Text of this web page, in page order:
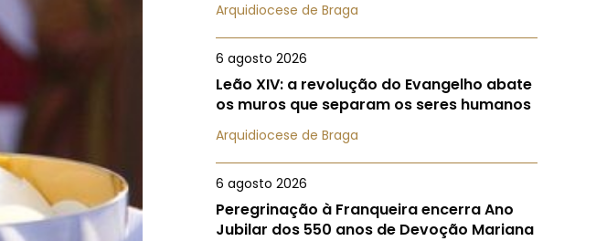
Arquidiocese de Braga
6 agosto 2026
Leão XIV: a revolução do Evangelho abate
os muros que separam os seres humanos
Arquidiocese de Braga
6 agosto 2026
Peregrinação à Franqueira encerra Ano
Jubilar dos 550 anos de Devoção Mariana